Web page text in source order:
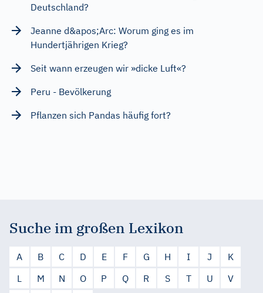
Deutschland?
Jeanne d&apos;Arc: Worum ging es im
Hundertjährigen Krieg?
Seit wann erzeugen wir »dicke Luft«?
Peru - Bevölkerung
Pflanzen sich Pandas häufig fort?
Suche im großen Lexikon
A B C D E F G H I J
K
L
M N O P Q R S T U
V